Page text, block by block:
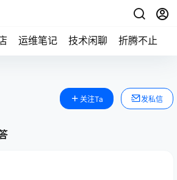
运维笔记 技术闲聊 折腾不止
关注Ta 发私信